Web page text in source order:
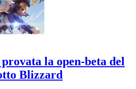
la open-beta del
Blizzard